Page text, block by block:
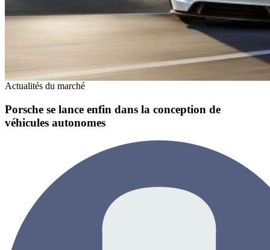
Actualités du marché
Porsche se lance enfin dans la conception de
véhicules autonomes